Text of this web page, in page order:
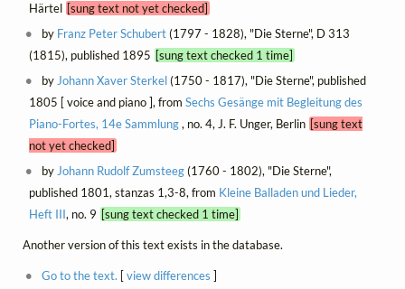
Härtel [sung text not yet checked]
by Franz Peter Schubert(1797 - 1828), "Die Sterne", D 313
(1815), published 1895 [sung text checked 1 time]
by Johann Xaver Sterkel(1750 - 1817), "Die Sterne", published
1805 [ voice and piano ], from Sechs Gesänge mit Begleitung des
Piano-Fortes, 14e Sammlung, no. 4, J. F. Unger, Berlin [sung text
not yet checked]
by Johann Rudolf Zumsteeg(1760 - 1802), "Die Sterne",
published 1801, stanzas 1,3-8, from Kleine Balladen und Lieder,
Heft III, no. 9 [sung text checked 1 time]
Another version of this text exists in the database.
Go to the text. [view differences ]